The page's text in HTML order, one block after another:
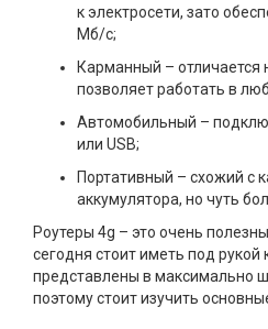
к электросети, зато
Мб/с;
Карманный –
позволяет работать в
Автомобильный –
или USB;
Портативный – схожий с
аккумулятора, но чуть
Роутеры 4g – это очень
сегодня стоит иметь под
представлены в максимально
поэтому стоит изучить